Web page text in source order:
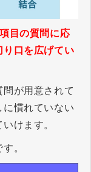
目の質問に応
り口を広げてい
が用意されて
慣れていない
けます。
。